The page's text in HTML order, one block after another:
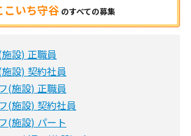
こいち守谷 のすべての募集
設) 正職員
設) 契約社員
(施設) 正職員
(施設) 契約社員
(施設) パート